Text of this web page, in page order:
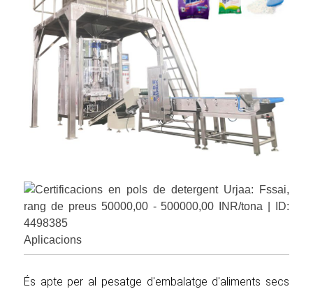
Aplicacions
És apte per al pesatge d'embalatge d'aliments secs